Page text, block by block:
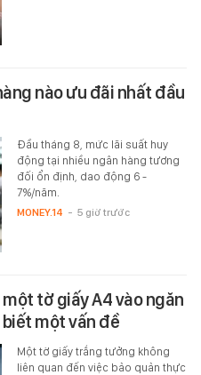
nào ưu đãi nhất đầu
Đầu tháng 8, mức lãi suất huy
động tại nhiều ngân hàng tương
đối ổn định, dao động 6 -
7%/năm.
MONEY.14 - 5 giờ trước
tờ giấy A4 vào ngăn
một vấn đề
Một tờ giấy trắng tưởng không
liên quan đến việc bảo quản thực